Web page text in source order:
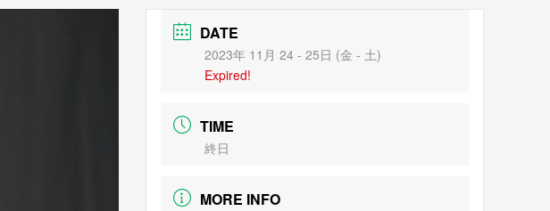
DATE
2023年 11月 24 - 25日 (金 - 土)
Expired!
TIME
終日
MORE INFO